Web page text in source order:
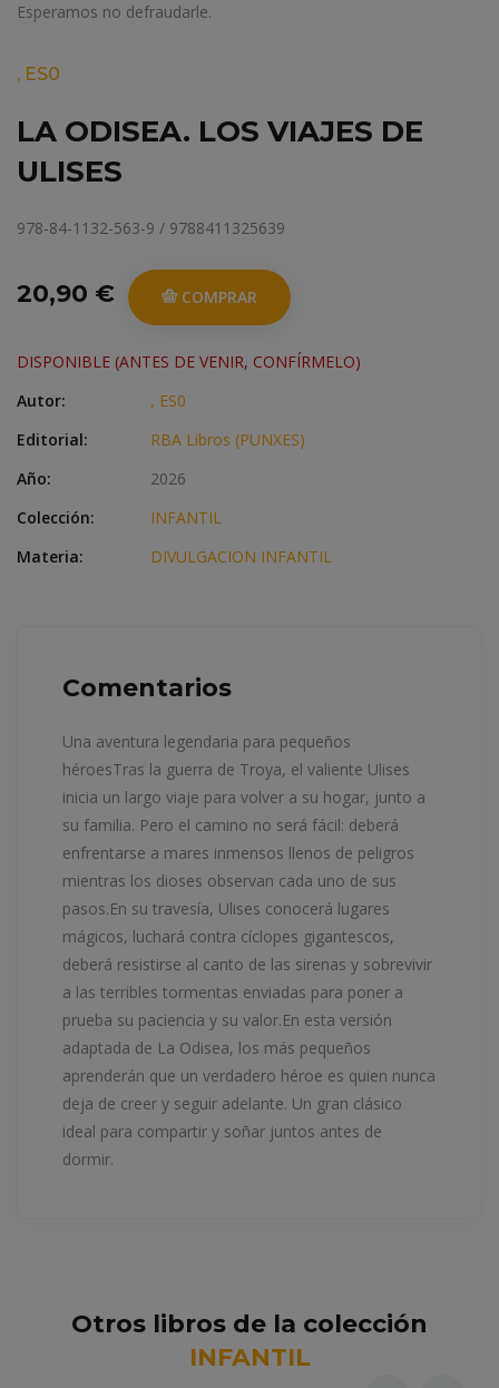
Esperamos no defraudarle.
, ES0
LA ODISEA. LOS VIAJES DE
ULISES
978-84-1132-563-9 / 9788411325639
20,90 € COMPRAR
DISPONIBLE (ANTES DE VENIR, CONFÍRMELO)
Autor:
, ES0
Editorial:
RBA Libros (PUNXES)
Año:
2026
Colección:
INFANTIL
Materia:
DIVULGACION INFANTIL
Comentarios
Una aventura legendaria para pequeños
héroesTras la guerra de Troya, el valiente Ulises
inicia un largo viaje para volver a su hogar, junto a
su familia. Pero el camino no será fácil: deberá
enfrentarse a mares inmensos llenos de peligros
mientras los dioses observan cada uno de sus
pasos.En su travesía, Ulises conocerá lugares
mágicos, luchará contra cíclopes gigantescos,
deberá resistirse al canto de las sirenas y sobrevivir
a las terribles tormentas enviadas para poner a
prueba su paciencia y su valor.En esta versión
adaptada de La Odisea, los más pequeños
aprenderán que un verdadero héroe es quien nunca
deja de creer y seguir adelante. Un gran clásico
ideal para compartir y soñar juntos antes de
dormir.
Otros libros de la colección
INFANTIL